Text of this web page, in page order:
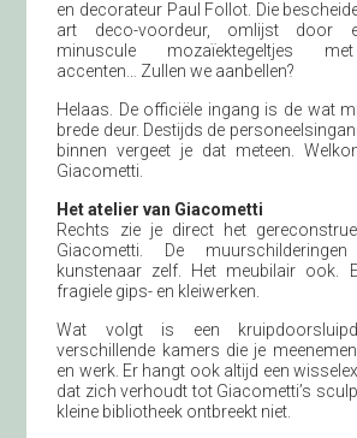
en decorateur Paul Follot. Die
art deco-voordeur, omlijst door
minuscule mozaïektegeltjes
accenten… Zullen we aanbellen?
Helaas. De officiële ingang is de wat
brede deur. Destijds de
binnen vergeet je dat meteen.
Giacometti.
Het atelier van Giacometti
Rechts zie je direct het
Giacometti. De
kunstenaar zelf. Het meubilair ook.
fragiele gips- en kleiwerken.
Wat volgt is een
verschillende kamers die je
en werk. Er hangt ook altijd een
dat zich verhoudt tot Giacometti’s
kleine bibliotheek ontbreekt niet.